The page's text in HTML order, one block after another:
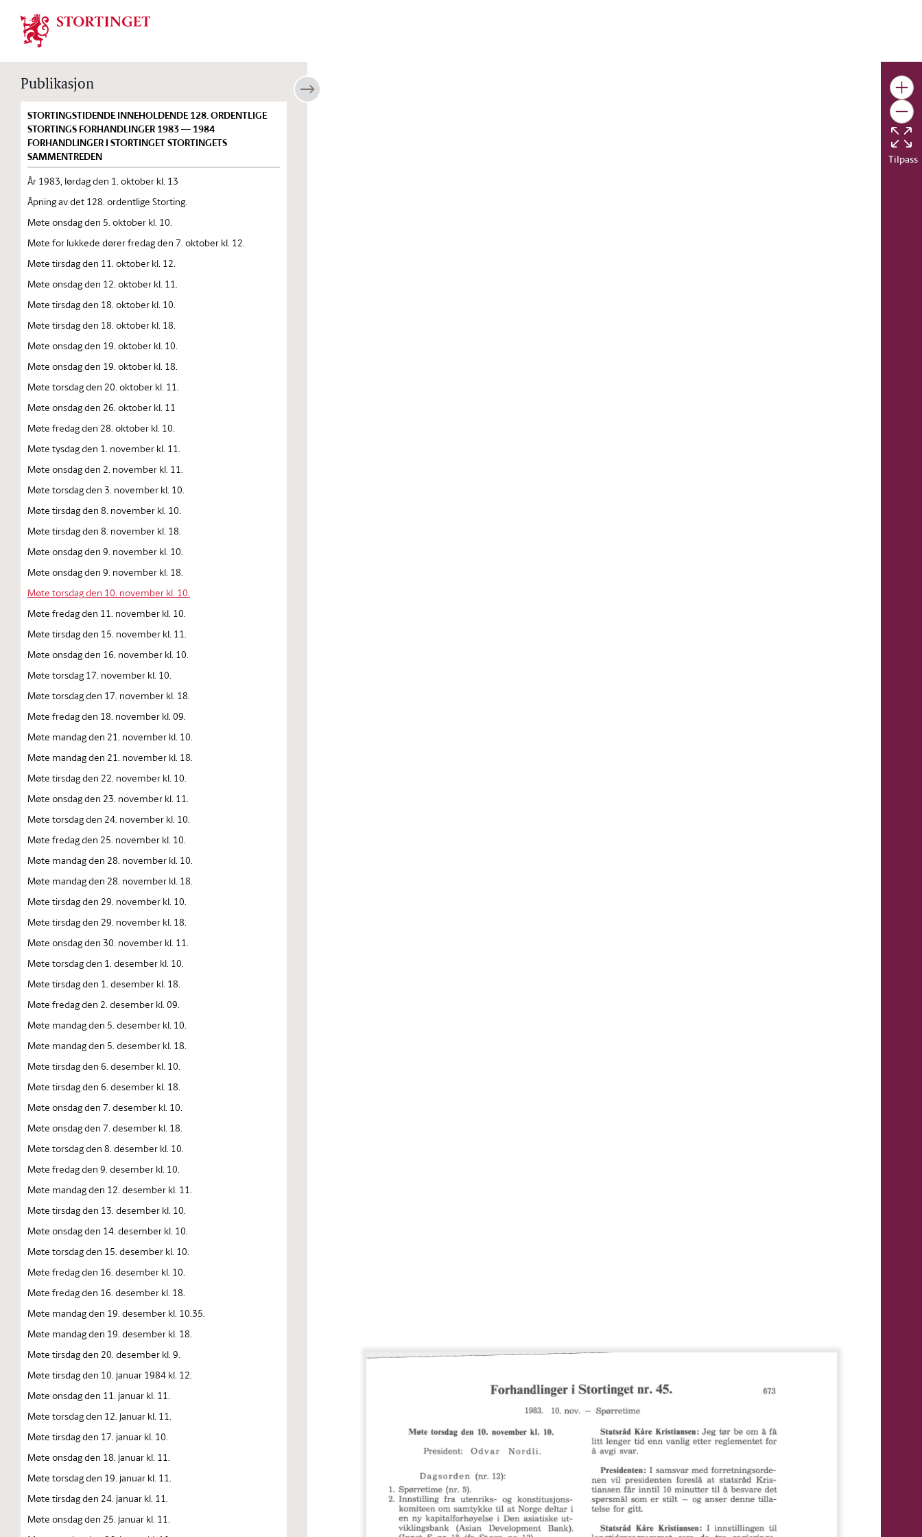
Stortinget.no
Publikasjon
STORTINGSTIDENDE INNEHOLDENDE 128. ORDENTLIGE
STORTINGS FORHANDLINGER 1983 — 1984
FORHANDLINGER I STORTINGET STORTINGETS
SAMMENTREDEN
År 1983, lørdag den 1. oktober kl. 13
Åpning av det 128. ordentlige Storting.
Møte onsdag den 5. oktober kl. 10.
Møte for lukkede dører fredag den 7. oktober kl. 12.
Møte tirsdag den 11. oktober kl. 12.
Møte onsdag den 12. oktober kl. 11.
Møte tirsdag den 18. oktober kl. 10.
Møte tirsdag den 18. oktober kl. 18.
Møte onsdag den 19. oktober kl. 10.
Møte onsdag den 19. oktober kl. 18.
Møte torsdag den 20. oktober kl. 11.
Møte onsdag den 26. oktober kl. 11
Møte fredag den 28. oktober kl. 10.
Møte tysdag den 1. november kl. 11.
Møte onsdag den 2. november kl. 11.
Møte torsdag den 3. november kl. 10.
Møte tirsdag den 8. november kl. 10.
Møte tirsdag den 8. november kl. 18.
Møte onsdag den 9. november kl. 10.
Møte onsdag den 9. november kl. 18.
Møte torsdag den 10. november kl. 10.
Møte fredag den 11. november kl. 10.
Møte tirsdag den 15. november kl. 11.
Møte onsdag den 16. november kl. 10.
Møte torsdag 17. november kl. 10.
Møte torsdag den 17. november kl. 18.
Møte fredag den 18. november kl. 09.
Møte mandag den 21. november kl. 10.
Møte mandag den 21. november kl. 18.
Møte tirsdag den 22. november kl. 10.
Møte onsdag den 23. november kl. 11.
Møte torsdag den 24. november kl. 10.
Møte fredag den 25. november kl. 10.
Møte mandag den 28. november kl. 10.
Møte mandag den 28. november kl. 18.
Møte tirsdag den 29. november kl. 10.
Møte tirsdag den 29. november kl. 18.
Møte onsdag den 30. november kl. 11.
Møte torsdag den 1. desember kl. 10.
Møte tirsdag den 1. desember kl. 18.
Møte fredag den 2. desember kl. 09.
Møte mandag den 5. desember kl. 10.
Møte mandag den 5. desember kl. 18.
Møte tirsdag den 6. desember kl. 10.
Møte tirsdag den 6. desember kl. 18.
Møte onsdag den 7. desember kl. 10.
Møte onsdag den 7. desember kl. 18.
Møte torsdag den 8. desember kl. 10.
Møte fredag den 9. desember kl. 10.
Møte mandag den 12. desember kl. 11.
Møte tirsdag den 13. desember kl. 10.
Møte onsdag den 14. desember kl. 10.
Møte torsdag den 15. desember kl. 10.
Møte fredag den 16. desember kl. 10.
Møte fredag den 16. desember kl. 18.
Møte mandag den 19. desember kl. 10.35.
Møte mandag den 19. desember kl. 18.
Møte tirsdag den 20. desember kl. 9.
Møte tirsdag den 10. januar 1984 kl. 12.
Møte onsdag den 11. januar kl. 11.
Møte torsdag den 12. januar kl. 11.
Møte tirsdag den 17. januar kl. 10.
Møte onsdag den 18. januar kl. 11.
Møte torsdag den 19. januar kl. 11.
Møte tirsdag den 24. januar kl. 11.
Møte onsdag den 25. januar kl. 11.